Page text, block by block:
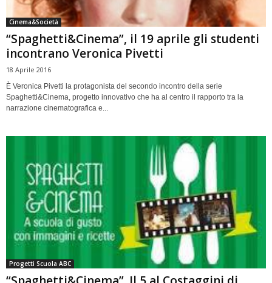
Cinema&Società
“Spaghetti&Cinema”, il 19 aprile gli studenti
incontrano Veronica Pivetti
18 Aprile 2016
È Veronica Pivetti la protagonista del secondo incontro della serie
Spaghetti&Cinema, progetto innovativo che ha al centro il rapporto tra la
narrazione cinematografica e...
Progetti Scuola ABC